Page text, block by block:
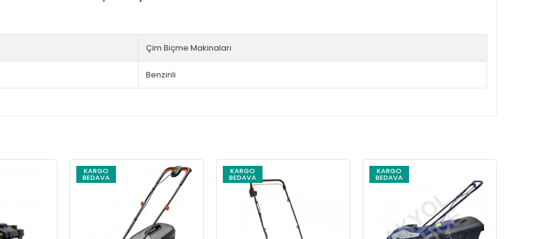
Çim Biçme Makinaları
Benzinli
KARGO
BEDAVA
KARGO
BEDAVA
KARGO
BEDAVA